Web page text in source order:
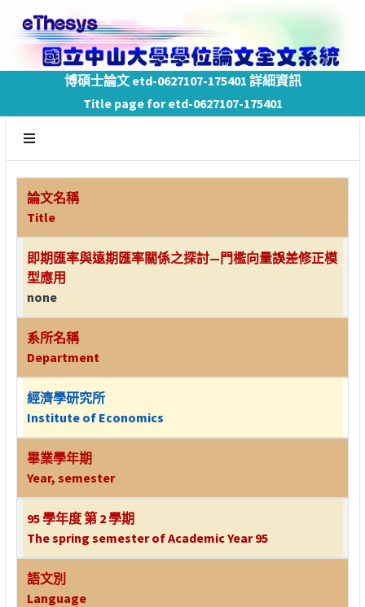
博碩士論文 etd-0627107-175401 詳細資訊
Title page for etd-0627107-175401
論文名稱
Title
即期匯率與遠期匯率關係之探討—門檻向量誤差修正模
型應用
none
系所名稱
Department
經濟學研究所
Institute of Economics
畢業學年期
Year, semester
95 學年度 第 2 學期
The spring semester of Academic Year 95
語文別
Language